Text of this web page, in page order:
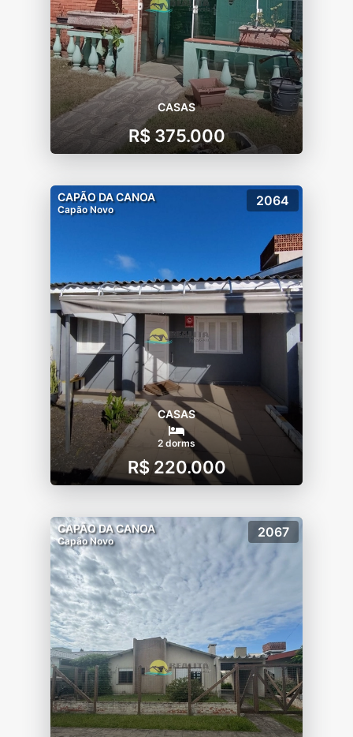
CASAS
R$ 375.000
CAPÃO DA CANOA
Capão Novo
2064
CASAS
2 dorms
R$ 220.000
CAPÃO DA CANOA
Capão Novo
2067